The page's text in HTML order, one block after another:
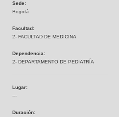
Sede:
Bogotá
Facultad:
2- FACULTAD DE MEDICINA
Dependencia:
2- DEPARTAMENTO DE PEDIATRÍA
Lugar:
---
Duración: